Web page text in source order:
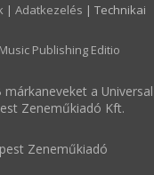
| Adatkezelés | Technikai
Publishing Editio
a Universal
Zeneműkiadó Kft.
Zeneműkiadó